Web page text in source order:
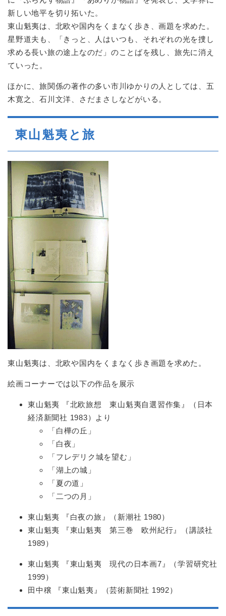
新しい地平を切り拓いた。
東山魁夷は、北欧や国内をくまなく歩き、画題を求めた。
星野道夫も、「きっと、人はいつも、それぞれの光を捜し
求める長い旅の途上なのだ」のことばを残し、旅先に消え
ていった。
ほかに、旅関係の著作の多い市川ゆかりの人としては、五
木寛之、石川文洋、さだまさしなどがいる。
東山魁夷と旅
東山魁夷は、北欧や国内をくまなく歩き画題を求めた。
絵画コーナーでは以下の作品を展示
東山魁夷 『北欧旅想 東山魁夷自選習作集』（日本
経済新聞社 1983）より
「白樺の丘」
「白夜」
「フレデリク城を望む」
「湖上の城」
「夏の道」
「二つの月」
東山魁夷 『白夜の旅』（新潮社 1980）
東山魁夷 『東山魁夷 第三巻 欧州紀行』（講談社
1989）
東山魁夷 『東山魁夷 現代の日本画7』（学習研究社
1999）
田中穣 『東山魁夷』（芸術新聞社 1992）